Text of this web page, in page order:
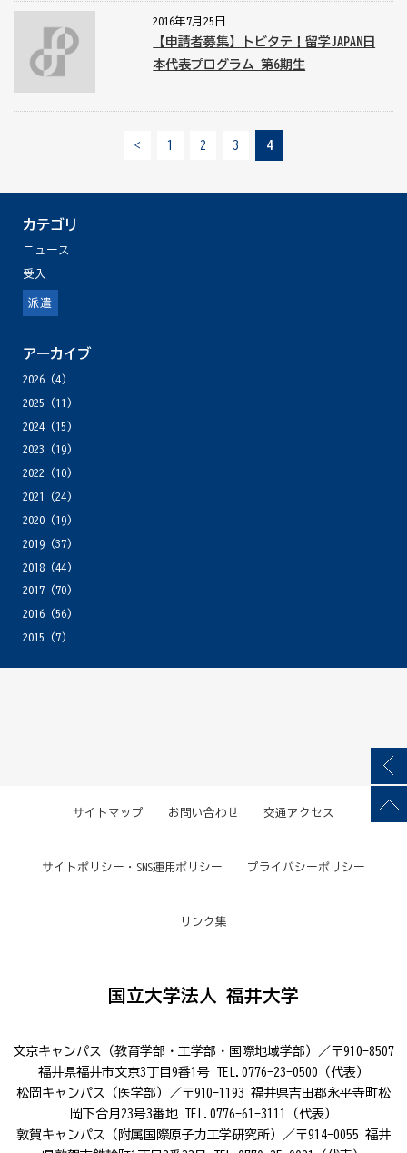
2016年7月25日
【申請者募集】トビタテ！留学JAPAN日
本代表プログラム 第6期生
< 1 2 3 4
カテゴリ
ニュース
受入
派遣
アーカイブ
2026(4)
2025 (11)
2024(15)
2023 (19)
2022 (10)
2021
(24)
2020(19)
2019(37)
2018(44)
2017(70)
2016(56)
2015 (7)
サイトマップ お問い合わせ 交通アクセス
サイトポリシー・SNS運用ポリシー プライバシーポリシー
リンク集
国立大学法人 福井大学
文京キャンパス（教育学部・工学部・国際地域学部）／〒910-8507
福井県福井市文京3丁目9番1号 TEL.0776-23-0500（代表）
松岡キャンパス（医学部）／〒910-1193 福井県吉田郡永平寺町松
岡下合月23号3番地 TEL.0776-61-3111（代表）
敦賀キャンパス（附属国際原子力工学研究所）／〒914-0055 福井